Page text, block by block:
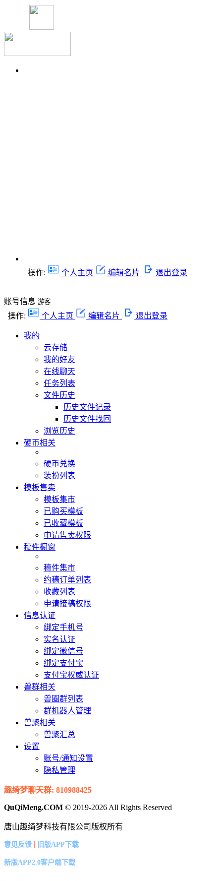
操作: 个人主页 编辑名片 退出登录
账号信息 游客
操作: 个人主页 编辑名片 退出登录
我的
云存储
我的好友
在线聊天
任务列表
文件历史
历史文件记录
历史文件找回
浏览历史
硬币相关
硬币兑换
装扮列表
模板售卖
模板集市
已购买模板
已收藏模板
申请售卖权限
稿件橱窗
稿件集市
约稿订单列表
收藏列表
申请接稿权限
信息认证
绑定手机号
实名认证
绑定微信号
绑定支付宝
支付宝权威认证
兽群相关
兽圈群列表
群机器人管理
兽聚相关
兽聚汇总
设置
账号/通知设置
隐私管理
趣绮梦聊天群: 810988425
QuQiMeng.COM © 2019-2026 All Rights Reserved
唐山趣绮梦科技有限公司版权所有
意见反馈 | 旧版APP下载
新版APP2.0客户端下载